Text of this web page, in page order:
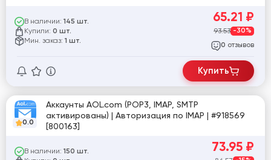
В наличии: 145 шт.
Купили: 0 шт.
Мин. заказ: 1 шт.
65.21 ₽
93.53 -30%
0 отзывов
Купить
0.0
Аккаунты AOL.com (POP3, IMAP, SMTP
активированы) | Авторизация по IMAP | #918569
[800163]
В наличии: 150 шт. 73.95 ₽